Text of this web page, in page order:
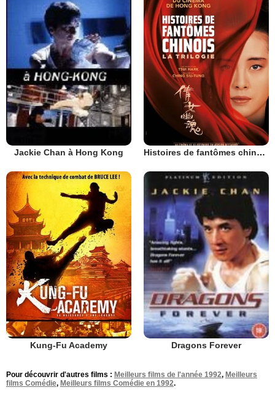
Jackie Chan à Hong Kong Histoires de fantômes chinois
Kung-Fu Academy Dragons Forever
Pour découvrir d'autres films : Meilleurs films de l'année 1992, Meilleurs
films Comédie, Meilleurs films Comédie en 1992.